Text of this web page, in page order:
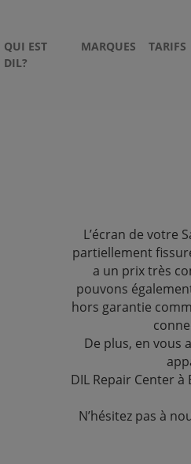
QUI EST
DIL?
MARQUES TARIFS
L’écran de votre
partiellement
a un prix très
pouvons
hors garantie
De plus, en vous
DIL Repair Center
N’hésitez pas à